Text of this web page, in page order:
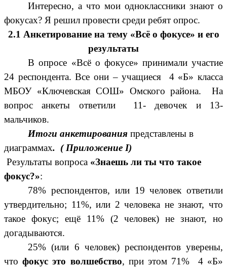
Интересно, а что мои одноклассники знают о
фокусах? Я решил провести среди ребят опрос.
2.1 Анкетирование на тему «Всё о фокусе» и его
результаты
В опросе «Всё о фокусе» принимали участие
24 респондента. Все они – учащиеся 4 «Б» класса
МБОУ «Ключевская СОШ» Омского района. На
вопрос анкеты ответили 11- девочек и 13-
мальчиков.
Итоги анкетирования представлены в
диаграммах. ( Приложение I)
Результаты вопроса «Знаешь ли ты что такое
фокус?»:
78% респондентов, или 19 человек ответили
утвердительно; 11%, или 2 человека не знают, что
такое фокус; ещё 11% (2 человек) не знают, но
догадываются.
25% (или 6 человек) респондентов уверены,
чтофокус это волшебство, при этом 71% 4 «Б»